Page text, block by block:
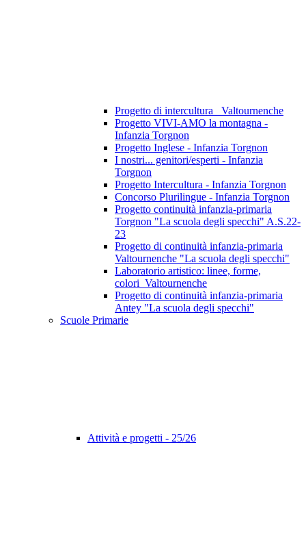
Progetto di intercultura_ Valtournenche
Progetto VIVI-AMO la montagna -
Infanzia Torgnon
Progetto Inglese - Infanzia Torgnon
I nostri... genitori/esperti - Infanzia
Torgnon
Progetto Intercultura - Infanzia Torgnon
Concorso Plurilingue - Infanzia Torgnon
Progetto continuità infanzia-primaria
Torgnon "La scuola degli specchi" A.S.22-
23
Progetto di continuità infanzia-primaria
Valtournenche "La scuola degli specchi"
Laboratorio artistico: linee, forme,
colori_Valtournenche
Progetto di continuità infanzia-primaria
Antey "La scuola degli specchi"
Scuole Primarie
Attività e progetti - 25/26